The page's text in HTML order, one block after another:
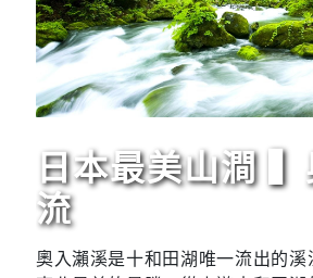
日本最美山澗 ▍
流
奧入瀨溪是十和田湖唯一流出的溪